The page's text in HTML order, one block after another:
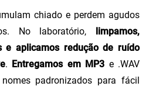
chiado e perdem agudos
No laboratório, limpamos,
e aplicamos redução de ruído
. Entregamos em MP3 e .WAV
padronizados para fácil